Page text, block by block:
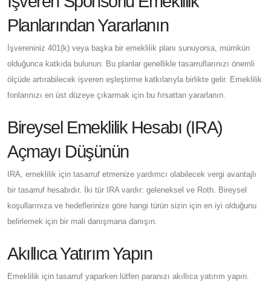
Planlarından Yararlanın
İşvereniniz 401(k) veya başka bir emeklilik planı sunuyorsa, mümkün
olduğunca katkıda bulunun. Bu planlar genellikle tasarruflarınızı önemli
ölçüde artırabilecek işveren eşleştirme katkılarıyla birlikte gelir. Emeklilik
fonlarınızı en üst düzeye çıkarmak için bu fırsattan yararlanın.
Bireysel Emeklilik Hesabı (IRA)
Açmayı Düşünün
IRA, emeklilik için tasarruf etmenize yardımcı olabilecek vergi avantajlı
bir tasarruf hesabıdır. İki tür IRA vardır: geleneksel ve Roth. Bireysel
koşullarınıza ve hedeflerinize göre hangi türün sizin için en iyi olduğunu
belirlemek için bir mali danışmana danışın.
Akıllıca Yatırım Yapın
Emeklilik için tasarruf yaparken lütfen paranızı akıllıca yatırım yapın.